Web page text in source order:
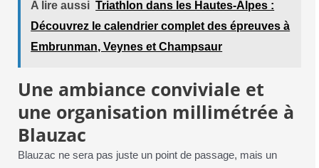
A lire aussi Triathlon dans les Hautes-Alpes :
Découvrez le calendrier complet des épreuves à
Embrunman, Veynes et Champsaur
Une ambiance conviviale et
une organisation millimétrée à
Blauzac
Blauzac ne sera pas juste un point de passage, mais un